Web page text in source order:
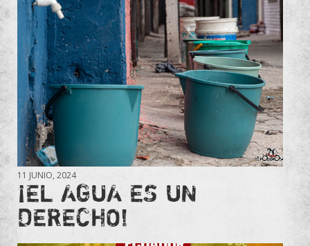
11 JUNIO, 2024
¡EL AGUA ES UN
DERECHO!